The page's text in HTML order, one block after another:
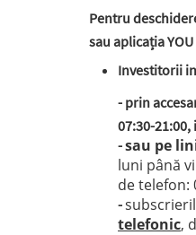
Pentru
sau aplicația YOU
Investitorii
- prin
07:30-
-sau pe
luni până
de telefon:
-
telefonic,